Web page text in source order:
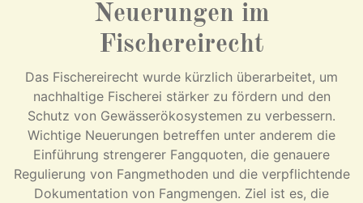
Neuerungen im
Fischereirecht
Das Fischereirecht wurde kürzlich überarbeitet, um
nachhaltige Fischerei stärker zu fördern und den
Schutz von Gewässerökosystemen zu verbessern.
Wichtige Neuerungen betreffen unter anderem die
Einführung strengerer Fangquoten, die genauere
Regulierung von Fangmethoden und die verpflichtende
Dokumentation von Fangmengen. Ziel ist es, die